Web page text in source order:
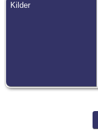
Kilder